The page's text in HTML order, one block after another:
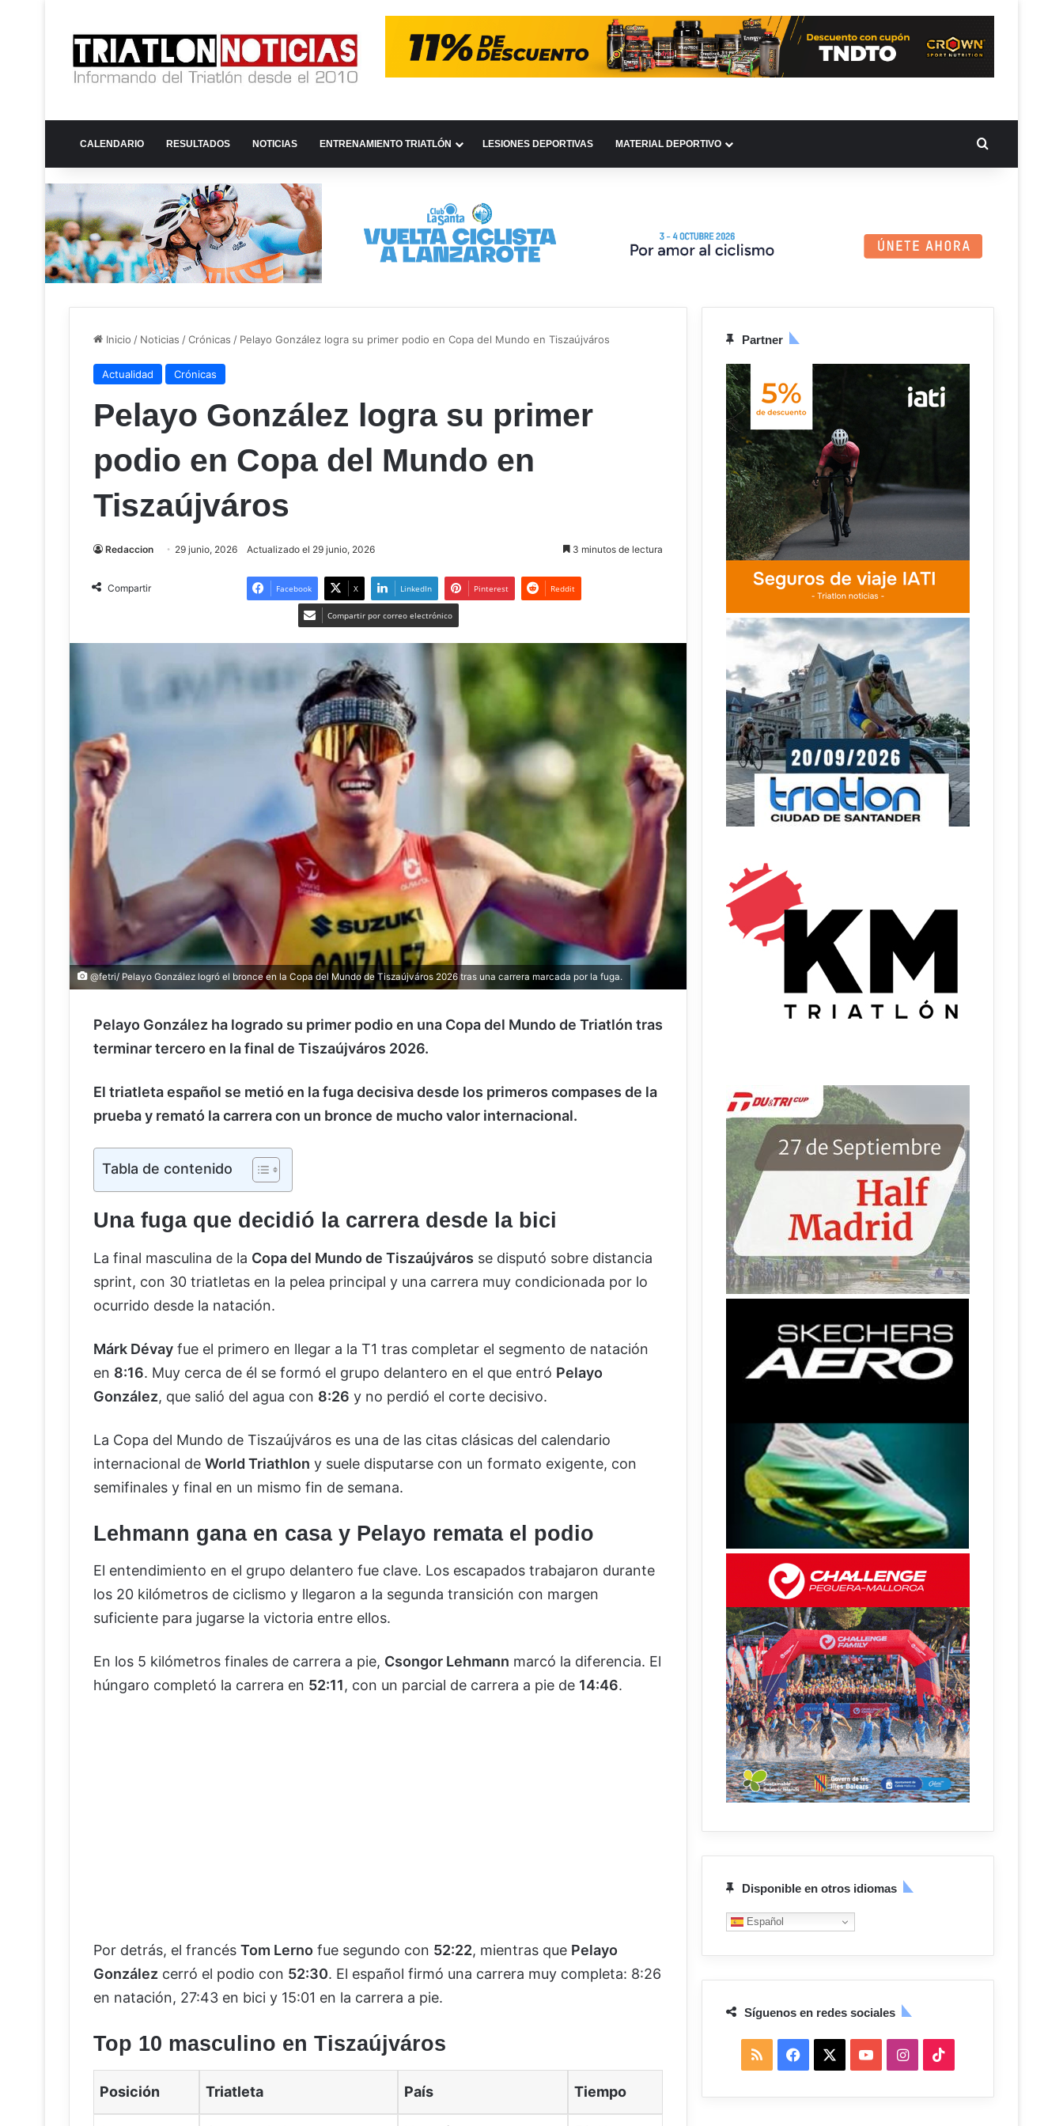
CALENDARIO RESULTADOS NOTICIAS ENTRENAMIENTO TRIATLÓN LESIONES DEPORTIVAS MATERIAL DEPORTIVO BUSCAR
Inicio / Noticias /Crónicas / Pelayo González logra su primer podio en Copa del Mundo en Tiszaújváros
Actualidad Crónicas
Pelayo González logra su primer
podio en Copa del Mundo en
Tiszaújváros
Redaccion 29 junio, 2026 Actualizado el 29 junio, 2026 3 minutos de lectura
Compartir Facebook X LinkedIn Pinterest Reddit
Compartir por correo electrónico
@fetri/ Pelayo González logró el bronce en la Copa del Mundo de Tiszaújváros 2026 tras una carrera marcada por la fuga.
Pelayo González ha logrado su primer podio en una Copa del Mundo de Triatlón tras
terminar tercero en la final de Tiszaújváros 2026.
El triatleta español se metió en la fuga decisiva desde los primeros compases de la
prueba y remató la carrera con un bronce de mucho valor internacional.
Tabla de contenido
Una fuga que decidió la carrera desde la bici
La final masculina de la Copa del Mundo de Tiszaújváros se disputó sobre distancia
sprint, con 30 triatletas en la pelea principal y una carrera muy condicionada por lo
ocurrido desde la natación.
Márk Dévay fue el primero en llegar a la T1 tras completar el segmento de natación
en 8:16. Muy cerca de él se formó el grupo delantero en el que entró Pelayo
González, que salió del agua con 8:26 y no perdió el corte decisivo.
La Copa del Mundo de Tiszaújváros es una de las citas clásicas del calendario
internacional de World Triathlon y suele disputarse con un formato exigente, con
semifinales y final en un mismo fin de semana.
Lehmann gana en casa y Pelayo remata el podio
El entendimiento en el grupo delantero fue clave. Los escapados trabajaron durante
los 20 kilómetros de ciclismo y llegaron a la segunda transición con margen
suficiente para jugarse la victoria entre ellos.
En los 5 kilómetros finales de carrera a pie, Csongor Lehmann marcó la diferencia. El
húngaro completó la carrera en 52:11, con un parcial de carrera a pie de 14:46.
Por detrás, el francés Tom Lerno fue segundo con 52:22, mientras que Pelayo
González cerró el podio con 52:30. El español firmó una carrera muy completa: 8:26
en natación, 27:43 en bici y 15:01 en la carrera a pie.
Top 10 masculino en Tiszaújváros
Posición Triatleta País Tiempo
Partner
Disponible en otros idiomas
Español
Síguenos en redes sociales
I